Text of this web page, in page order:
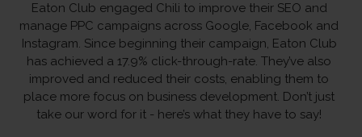
Eaton Club engaged Chili to improve their SEO and
manage PPC campaigns across Google, Facebook and
Instagram. Since beginning their campaign, Eaton Club
has achieved a 17.9% click-through-rate. They’ve also
improved and reduced their costs, enabling them to
place more focus on business development. Don’t just
take our word for it - here’s what they have to say!